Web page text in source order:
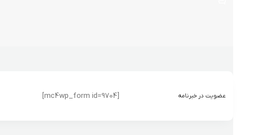
عضویت در خبرنامه [mc4wp_form id=9704]